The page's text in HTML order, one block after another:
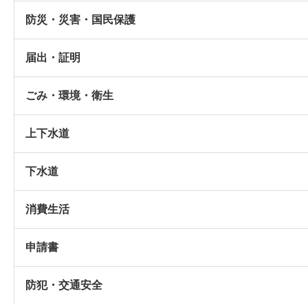
防災・災害・国民保護
届出・証明
ごみ・環境・衛生
上下水道
下水道
消費生活
申請書
防犯・交通安全